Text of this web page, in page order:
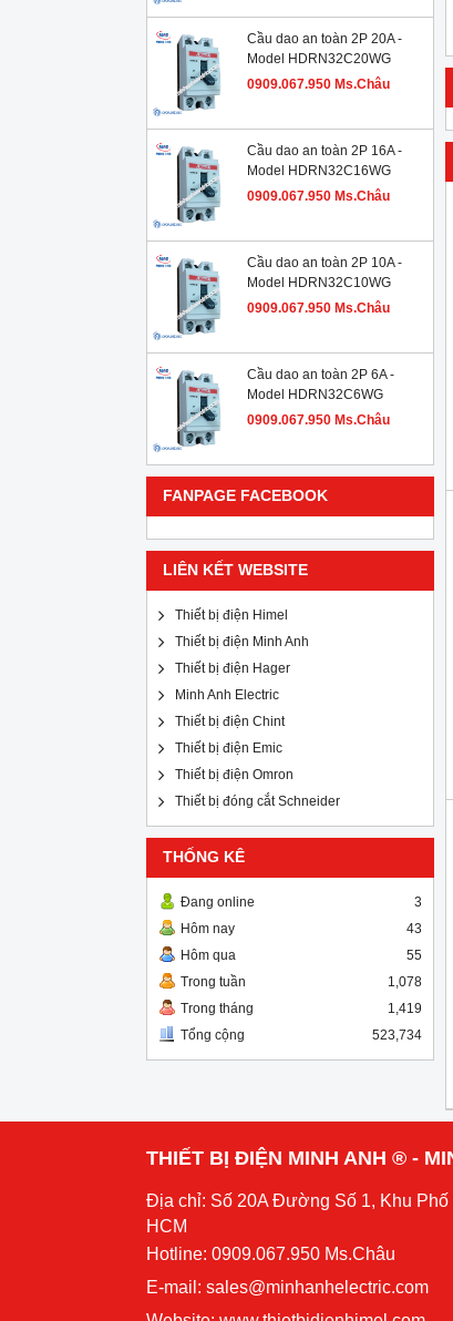
Cầu dao an toàn 2P 20A -
Model HDRN32C20WG
0909.067.950 Ms.Châu
Cầu dao an toàn 2P 16A -
Model HDRN32C16WG
0909.067.950 Ms.Châu
Cầu dao an toàn 2P 10A -
Model HDRN32C10WG
0909.067.950 Ms.Châu
Cầu dao an toàn 2P 6A -
Model HDRN32C6WG
0909.067.950 Ms.Châu
FANPAGE FACEBOOK
LIÊN KẾT WEBSITE
Thiết bị điện Himel
Thiết bị điện Minh Anh
Thiết bị điện Hager
Minh Anh Electric
Thiết bị điện Chint
Thiết bị điện Emic
Thiết bị điện Omron
Thiết bị đóng cắt Schneider
THỐNG KÊ
Đang online
3
Hôm nay
43
Hôm qua
55
Trong tuần
1,078
Trong tháng
1,419
Tổng cộng
523,734
THIẾT BỊ ĐIỆN MINH ANH ® -
Địa chỉ: Số 20A Đường Số 1, Khu
HCM
Hotline: 0909.067.950 Ms.Châu
E-mail: sales@minhanhelectric.com